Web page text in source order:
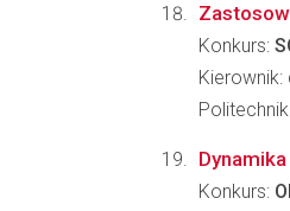
Konkurs:
Konkurs: